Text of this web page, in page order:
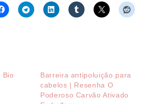
Bio
Barreira antipoluição para
cabelos | Resenha O
Poderoso Carvão Ativado